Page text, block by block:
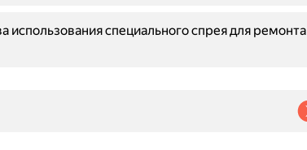
специального спрея для ремонта